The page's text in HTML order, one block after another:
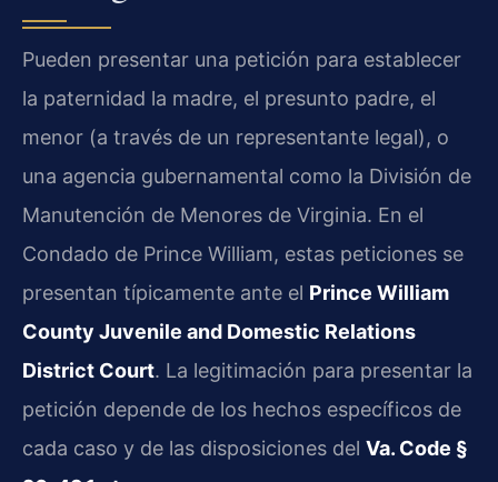
Pueden presentar una petición para establecer
la paternidad la madre, el presunto padre, el
menor (a través de un representante legal), o
una agencia gubernamental como la División de
Manutención de Menores de Virginia. En el
Condado de Prince William, estas peticiones se
presentan típicamente ante el Prince William
County Juvenile and Domestic Relations
District Court. La legitimación para presentar la
petición depende de los hechos específicos de
cada caso y de las disposiciones del Va. Code §